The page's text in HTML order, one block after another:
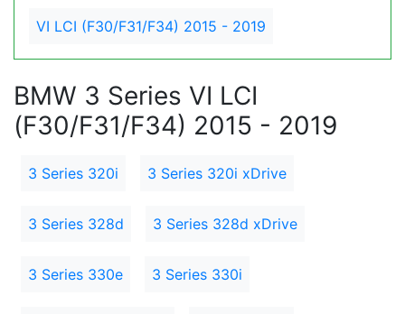
VI LCI (F30/F31/F34) 2015 - 2019
BMW 3 Series VI LCI
(F30/F31/F34) 2015 - 2019
3 Series 320i 3 Series 320i xDrive
3 Series 328d 3 Series 328d xDrive
3 Series 330e 3 Series 330i